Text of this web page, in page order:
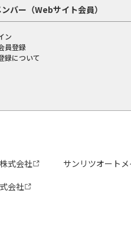
ンバー（Webサイト会員）
ン
員登録
録について
式会社
サンリツオート
会社